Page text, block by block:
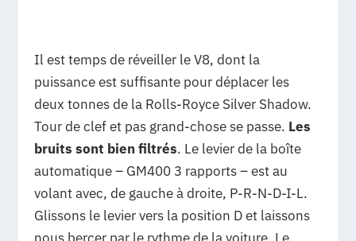
Il est temps de réveiller le V8, dont la
puissance est suffisante pour déplacer les
deux tonnes de la Rolls-Royce Silver Shadow.
Tour de clef et pas grand-chose se passe. Les
bruits sont bien filtrés. Le levier de la boîte
automatique – GM400 3 rapports – est au
volant avec, de gauche à droite, P-R-N-D-I-L.
Glissons le levier vers la position D et laissons